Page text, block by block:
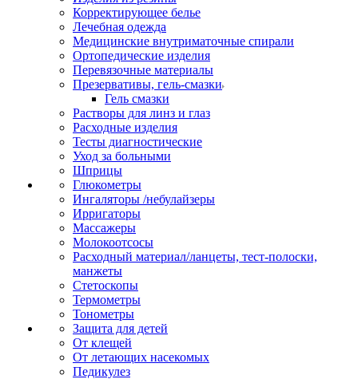
Корректирующее белье
Лечебная одежда
Медицинские внутриматочные спирали
Ортопедические изделия
Перевязочные материалы
Презервативы, гель-смазки
Гель смазки
Растворы для линз и глаз
Расходные изделия
Тесты диагностические
Уход за больными
Шприцы
Глюкометры
Ингаляторы /небулайзеры
Ирригаторы
Массажеры
Молокоотсосы
Расходный материал/ланцеты, тест-полоски,
манжеты
Стетоскопы
Термометры
Тонометры
Защита для детей
От клещей
От летающих насекомых
Педикулез